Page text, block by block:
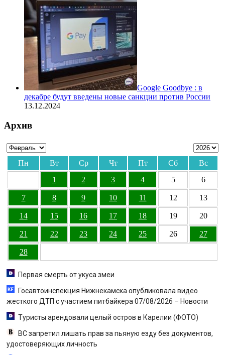
Google Goodbye : в
декабре будут введены новые санкции против России
13.12.2024
Архив
Пн Вт Ср Чт Пт Сб
Вс
1
2 3 4 5 6
7 8 9 10 11 12 13
14 15 16 17 18 19 20
21 22 23 24 25 26 27
28
Первая смерть от укуса змеи
Госавтоинспекция Нижнекамска опубликовала видео
жесткого ДТП с участием питбайкера 07/08/2026 – Новости
Туристы арендовали целый остров в Карелии (ФОТО)
ВС запретил лишать прав за пьяную езду без документов,
удостоверяющих личность